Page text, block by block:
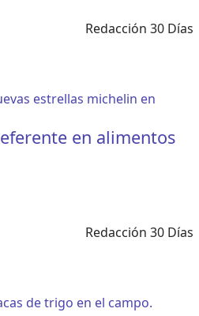
Redacción 30 Días
en alimentos
Redacción 30 Días